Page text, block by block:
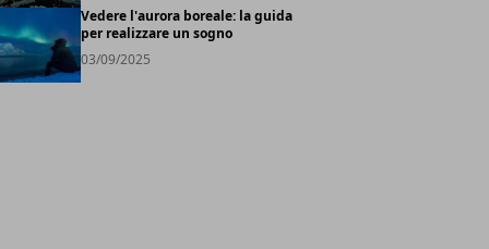
Vedere l'aurora boreale: la guida
per realizzare un sogno
03/09/2025